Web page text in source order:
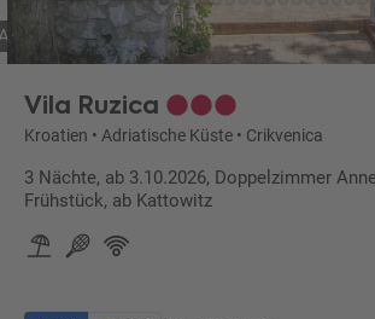
Vila Ruzica
Kroatien • Adriatische Küste • Crikvenica
3 Nächte, ab 3.10.2026, Doppelzimmer
Frühstück, ab Kattowitz